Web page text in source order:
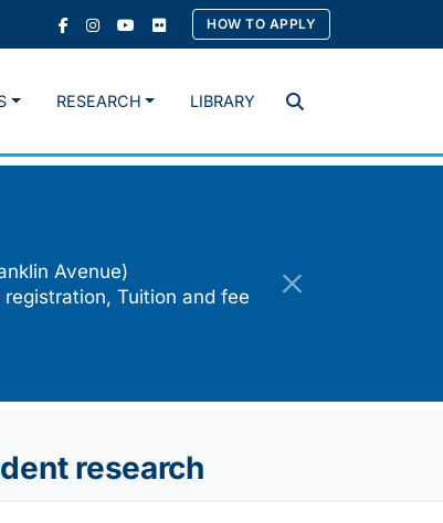
HOW TO APPLY
Search
RESEARCH LIBRARY
Avenue)
Tuition and fee
research